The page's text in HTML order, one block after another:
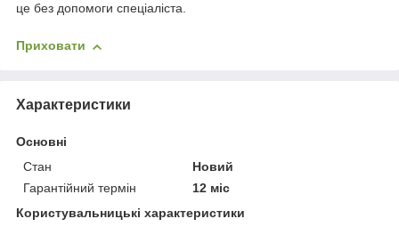
це без допомоги спеціаліста.
Приховати
Характеристики
Основні
Стан
Новий
Гарантійний термін
12 міс
Користувальницькі характеристики